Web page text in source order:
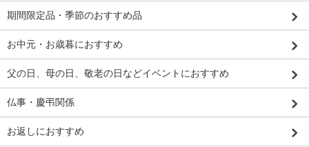
期間限定品・季節のおすすめ品
お中元・お歳暮におすすめ
父の日、母の日、敬老の日などイベントにおすすめ
仏事・慶弔関係
お返しにおすすめ